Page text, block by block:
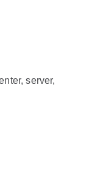
server,